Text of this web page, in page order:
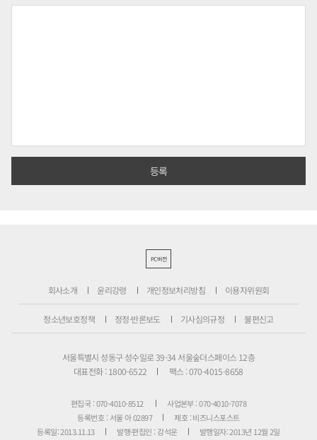
PC버전
회사소개 윤리강령 개인정보처리방침 이용자위원회
청소년보호정책 정정·반론보도 기사심의규정 불편신고
서울특별시 성동구 성수일로 39-34 서울숲더스페이스 12층
대표전화 : 1800-6522
팩스 : 070-4015-8658
편집국 : 070-4010-8512
사업본부 : 070-4010-7078
등록번호 : 서울 아 02897
제호 : 비즈니스포스트
등록일: 2013.11.13
발행·편집인 : 강석운 발행일자: 2013년 12월 2일